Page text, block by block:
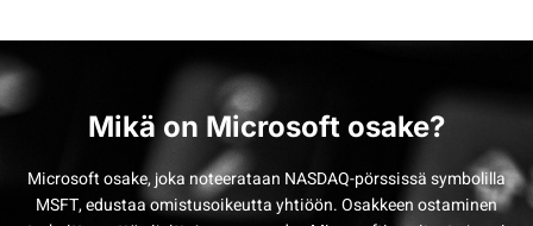
Mikä on Microsoft osake?
Microsoft osake, joka noteerataan NASDAQ-pörssissä symbolilla
MSFT, edustaa omistusoikeutta yhtiöön. Osakkeen ostaminen